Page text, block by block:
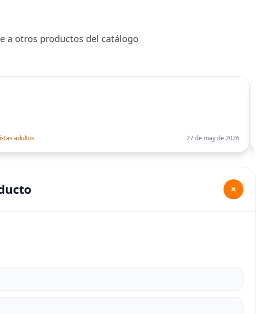
a otros productos del catálogo
adultos 27 de may de 2026
+